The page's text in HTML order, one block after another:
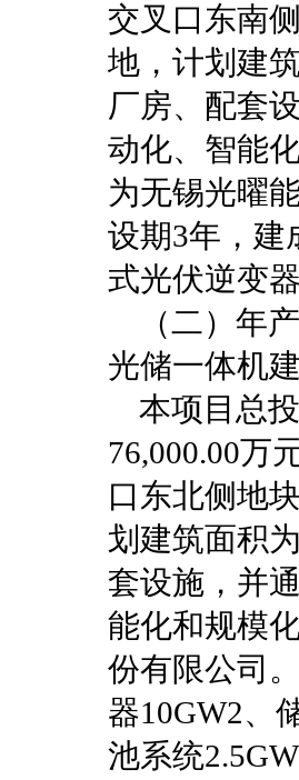
交叉口东南
地，计划建
厂房、配套
动化、智能
为无锡光曜
设期3年，建
式光伏逆变
（二）年
光储一体机
本项目总
76,000.00万
口东北侧地
划建筑面积
套设施，并
能化和规模
份有限公司
器10GW2、
池系统